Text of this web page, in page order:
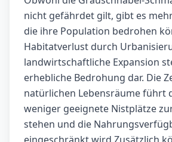
nicht gefährdet gilt, gibt es
die ihre Population bedrohen
Habitatverlust durch
landwirtschaftliche Expansion
erhebliche Bedrohung dar. Die
natürlichen Lebensräume führt
weniger geeignete Nistplätze
stehen und die